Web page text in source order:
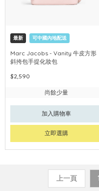
最新 可中國內地配送
Marc Jacobs - Vanity 牛皮方形
斜挎包手提化妝包
$2,590
尚餘少量
加入購物車
立即選購
上一頁 1